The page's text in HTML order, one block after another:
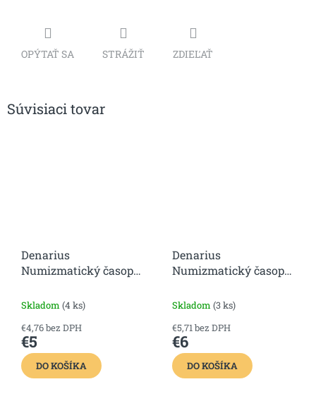
OPÝTAŤ SA STRÁŽIŤ ZDIEĽAŤ
Súvisiaci tovar
Denarius
Numizmatický časopis
Skladom (4 ks)
€4,76 bez DPH
€5
DO KOŠÍKA
Denarius
Numizmatický časopis
Skladom (3 ks)
€5,71 bez DPH
€6
DO KOŠÍKA